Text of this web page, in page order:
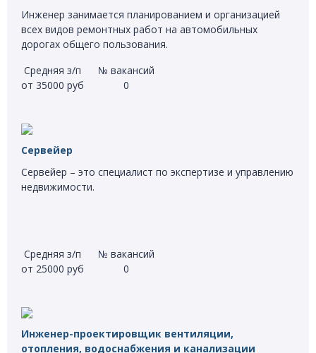
Инженер занимается планированием и организацией
всех видов ремонтных работ на автомобильных
дорогах общего пользования.
Средняя з/п
от 35000 руб
№ вакансий
0
Сервейер
Сервейер – это специалист по экспертизе и управлению
недвижимости.
Средняя з/п
от 25000 руб
№ вакансий
0
Инженер-проектировщик вентиляции,
отопления, водоснабжения и канализации